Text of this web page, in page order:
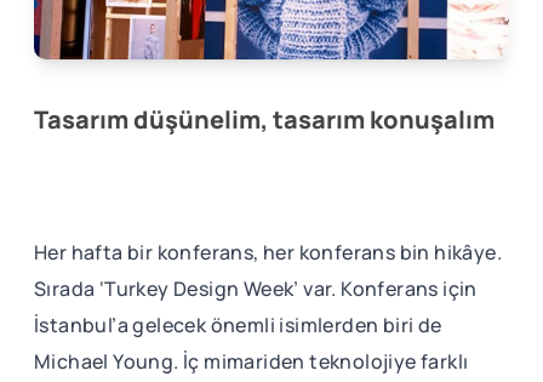
Tasarım düşünelim, tasarım konuşalım
Her hafta bir konferans, her konferans bin hikâye.
Sırada ‘Turkey Design Week’ var. Konferans için
İstanbul’a gelecek önemli isimlerden biri de
Michael Young. İç mimariden teknolojiye farklı